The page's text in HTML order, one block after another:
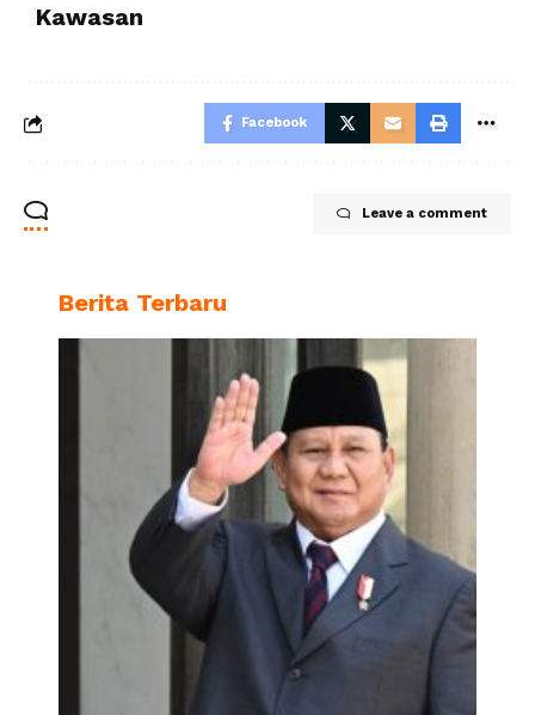
Kawasan
Facebook
Leave a comment
Berita Terbaru